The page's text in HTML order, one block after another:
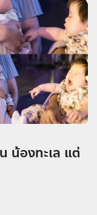
น้องทะเล แต่